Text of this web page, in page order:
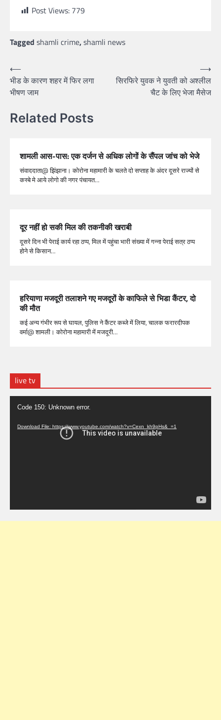
Post Views: 779
Tagged shamli crime,shamli news
⟵
भीड के कारण शहर में फिर लगा
भीषण जाम
सिरफिरे युवक ने युवती को अश्लील
चैट के लिए भेजा मैसेज
⟶
Related Posts
शामली आस-पास: एक दर्जन से अधिक लोगों के सैंपल जांच को भेजे
संवाददाता@ झिंझाना। कोरोना महामारी के चलते दो सप्ताह के अंदर दूसरे राज्यों से
कस्बे मे आये लोगो की नगर पंचायत…
दूर नहीं हो सकी मिल की तकनीकी खराबी
दूसरे दिन भी पेराई कार्य रहा ठप्प, मिल में पहुंचा भारी संख्या में गन्ना पेराई सत्र ठप्प
होने से किसान…
हरियाणा मजदूरी तलाशने गए मजदूरों के काफिले से भिडा कैंटर, दो
की मौत
कई अन्य गंभीर रूप से घायल, पुलिस ने कैंटर कब्जे में लिया, चालक फरारदीपक
वर्मा@ शामली। कोरोना महामारी में मजदूरी…
live tv
Video
Player
Code 150: Unknown error.
Download File: https://www.youtube.com/watch?v=Cexn_kh9pHs&_=1